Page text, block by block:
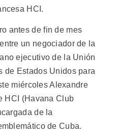
HCI.
antes de fin de mes
un negociador de la
ejecutivo de la Unión
de Estados Unidos para
miércoles Alexandre
HCI (Havana Club
de la
de Cuba.